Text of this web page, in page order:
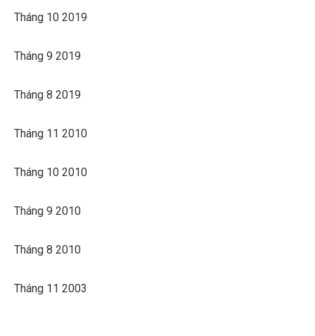
Tháng 10 2019
Tháng 9 2019
Tháng 8 2019
Tháng 11 2010
Tháng 10 2010
Tháng 9 2010
Tháng 8 2010
Tháng 11 2003